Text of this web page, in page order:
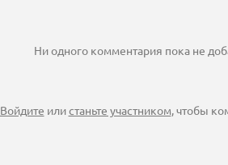
Ни одного комментария пока не
Войдите илистаньте участником, чтобы